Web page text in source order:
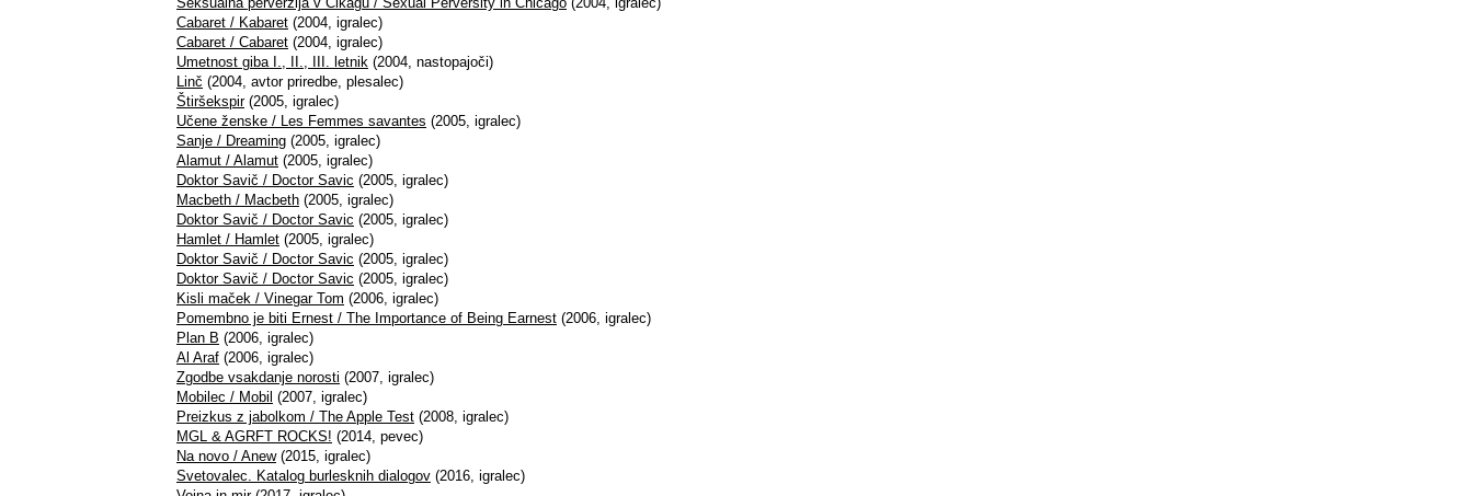
Cabaret / Kabaret (2004, igralec)
Cabaret / Cabaret (2004, igralec)
Umetnost giba I., II., III. letnik (2004, nastopajoči)
Linč (2004, avtor priredbe, plesalec)
Štiršekspir(2005, igralec)
Učene ženske / Les Femmes savantes (2005, igralec)
Sanje / Dreaming (2005, igralec)
Alamut / Alamut (2005, igralec)
Doktor Savič / Doctor Savic (2005, igralec)
Macbeth / Macbeth (2005, igralec)
Doktor Savič / Doctor Savic (2005, igralec)
Hamlet / Hamlet (2005, igralec)
Doktor Savič / Doctor Savic (2005, igralec)
Doktor Savič / Doctor Savic (2005, igralec)
Kisli maček / Vinegar Tom (2006, igralec)
Pomembno je biti Ernest / The Importance of Being Earnest (2006, igralec)
Plan B (2006, igralec)
Al Araf (2006, igralec)
Zgodbe vsakdanje norosti (2007, igralec)
Mobilec / Mobil (2007, igralec)
Preizkus z jabolkom / The Apple Test (2008, igralec)
MGL & AGRFT ROCKS! (2014, pevec)
Na novo / Anew(2015, igralec)
Svetovalec. Katalog burlesknih dialogov (2016, igralec)